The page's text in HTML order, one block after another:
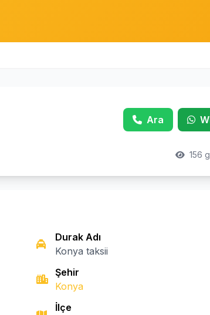
Ara
156
Durak Adı
Konya taksii
Şehir
Konya
İlçe